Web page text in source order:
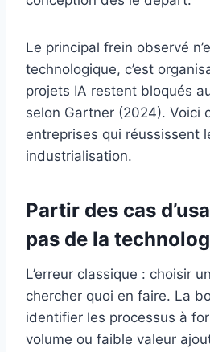
Le principal frein observé
technologique, c’est
projets IA restent bloqués
selon Gartner (2024). Voici
entreprises qui réussissent
industrialisation.
Partir des cas
pas de la
L’erreur classique : choisir
chercher quoi en faire. La
identifier les processus à
volume ou faible valeur